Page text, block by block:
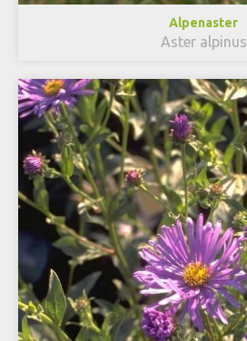
Alpenaster
Aster alpinus